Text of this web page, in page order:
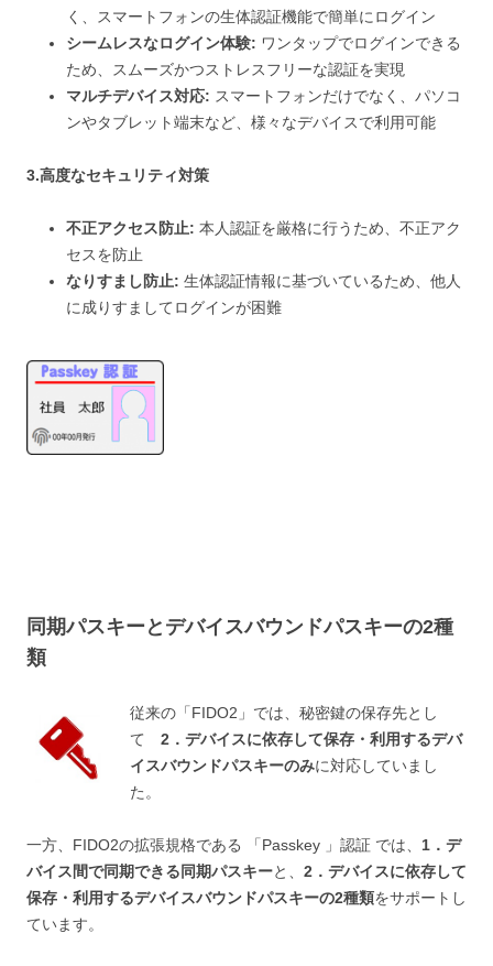
く、スマートフォンの生体認証機能で簡単にログイン
シームレスなログイン体験: ワンタップでログインできる
ため、スムーズかつストレスフリーな認証を実現
マルチデバイス対応: スマートフォンだけでなく、パソコ
ンやタブレット端末など、様々なデバイスで利用可能
3.高度なセキュリティ対策
不正アクセス防止: 本人認証を厳格に行うため、不正アク
セスを防止
なりすまし防止: 生体認証情報に基づいているため、他人
に成りすましてログインが困難
同期パスキーとデバイスバウンドパスキーの2種
類
従来の「FIDO2」では、秘密鍵の保存先とし
て
2．デバイスに依存して保存・利用するデバ
イスバウンドパスキーのみに対応していまし
た。
一方、FIDO2の拡張規格である 「Passkey 」認証 では、 1．デ
バイス間で同期できる同期パスキーと、 2．デバイスに依存して
保存・利用するデバイスバウンドパスキーの2種類をサポートし
ています。